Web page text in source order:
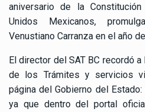
aniversario de la
Unidos Mexicanos,
Venustiano Carranza en el año
El director del SAT BC recordó
de los Trámites y servicios
página del Gobierno del Estado:
ya que dentro del portal